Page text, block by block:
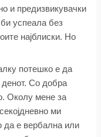
и предизвикувачки
успеала без
најблиски. Но
потешко е да
денот. Со добра
Околу мене за
ми
да е вербална или